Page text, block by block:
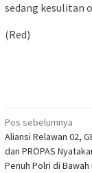
sedang kesulitan
(Red)
Navigasi
pos
Pos sebelumnya
Aliansi Relawan 02,
dan PROPAS
Penuh Polri di